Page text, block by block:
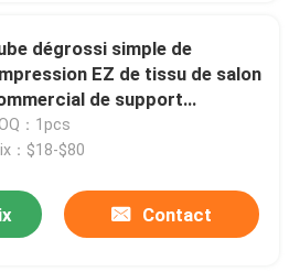
dégrossi simple de
EZ de tissu de salon
de support
de bannière double
：1pcs
：$18-$80
Contact